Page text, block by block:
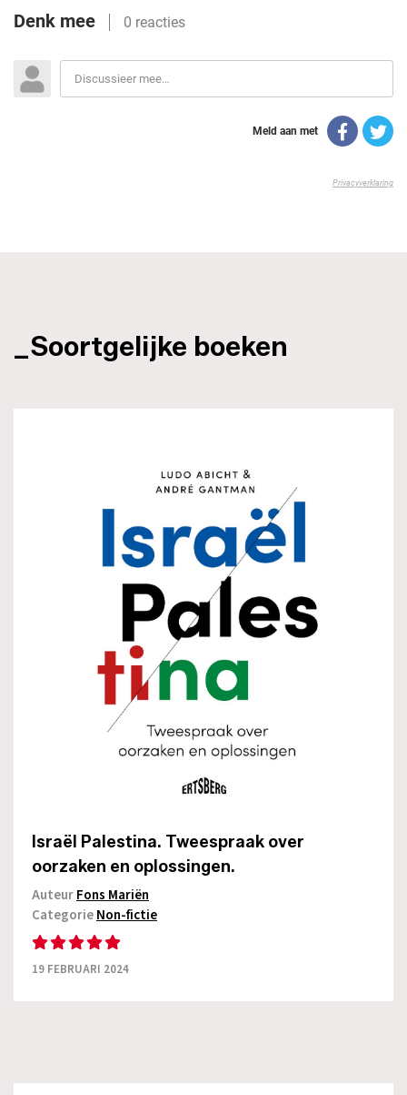
_Soortgelijke boeken
Israël Palestina. Tweespraak over
oorzaken en oplossingen.
AuteurFons Mariën
CategorieNon-fictie
19 FEBRUARI 2024